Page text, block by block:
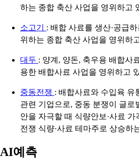
하는 종합 축산 사업을 영위하고
소고기 : 배합 사료를 생산·공급
위하는 종합 축산 사업을 영위하
대두 : 양계, 양돈, 축우용 배합사
용한 배합사료 사업을 영위하고
중동전쟁 : 배합사료와 수입육 유
관련 기업으로, 중동 분쟁이 글로
안을 자극할 때 식량안보·사료
전쟁 식량·사료 테마주로 상승하
AI예측